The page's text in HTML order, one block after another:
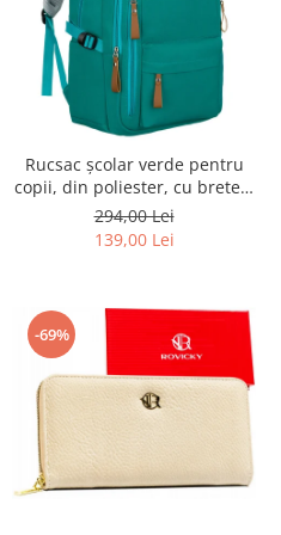
Rucsac școlar verde pentru
copii, din poliester, cu bretele
reglabile - Peterson PTR-PTN
BHX-01-9259 Gree
294,00 Lei
139,00 Lei
-69%